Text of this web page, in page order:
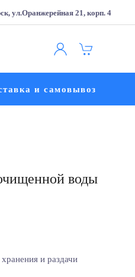
ул.Оранжерейная 21, корп. 4
и самовывоз
воды
и раздачи